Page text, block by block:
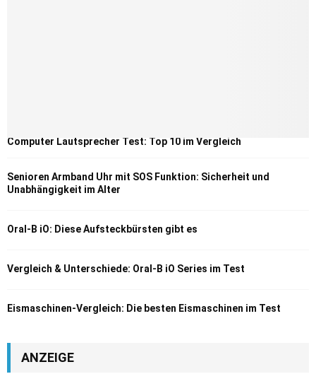
Computer Lautsprecher Test: Top 10 im Vergleich
Senioren Armband Uhr mit SOS Funktion: Sicherheit und
Unabhängigkeit im Alter
Oral-B iO: Diese Aufsteckbürsten gibt es
Vergleich & Unterschiede: Oral-B iO Series im Test
Eismaschinen-Vergleich: Die besten Eismaschinen im Test
ANZEIGE